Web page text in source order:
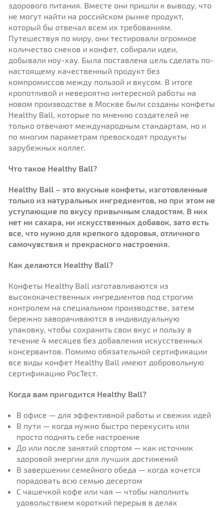
здорового питания. Вместе они пришли к выводу, что
не могут найти на российском рынке продукт,
который бы отвечал всем их требованиям.
Путешествуя по миру, они тестировали огромное
количество снеков и конфет, собирали идеи,
добывали ноу-хау. Была поставлена цель сделать по-
настоящему качественный продукт без
компромиссов между пользой и вкусом. В итоге
кропотливой и невероятно интересной работы на
новом производстве в Москве были созданы конфеты
Healthy Ball, которые по мнению создателей не
только отвечают международным стандартам, но и
по многим параметрам превосходят продукты
зарубежных коллег.
Что такое Healthy Ball?
Healthy Ball – это вкусные конфеты, изготовленные
только из натуральных ингредиентов, но при этом не
уступающие по вкусу привычным сладостям. В них
нет ни сахара, ни искусственных добавок, зато есть
все, что нужно для крепкого здоровья, отличного
самочувствия и прекрасного настроения.
Как делаются Healthy Ball?
Конфеты Healthy Ball изготавливаются из
высококачественных ингредиентов под строгим
контролем на специальном производстве, затем
бережно заворачиваются в индивидуальную
упаковку, чтобы сохранить свои вкус и пользу в
течение 4 месяцев без добавления искусственных
консервантов. Помимо обязательной сертификации
все виды конфет Healthy Ball имеют добровольную
сертификацию РосТест.
Когда вам пригодится Healthy Ball?
В офисе — для эффективной работы и свежих идей
В пути — когда нужно быстро перекусить или
просто поднять себе настроение
До или после занятий спортом — как источник
здоровой энергии для лучших достижений
В завершении семейного обеда — когда хочется
порадовать всю семью десертом
С чашечкой кофе или чая — чтобы наполнить
удовольствием короткий перерыв в делах